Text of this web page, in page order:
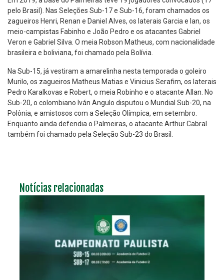
pelo Brasil). Nas Seleções Sub-17 e Sub-16, foram chamados os
zagueiros Henri, Renan e Daniel Alves, os laterais Garcia e Ian, os
meio-campistas Fabinho e João Pedro e os atacantes Gabriel
Veron e Gabriel Silva. O meia Robson Matheus, com nacionalidade
brasileira e boliviana, foi chamado pela Bolívia.
Na Sub-15, já vestiram a amarelinha nesta temporada o goleiro
Murilo, os zagueiros Matheus Matias e Vinicius Serafim, os laterais
Pedro Karalkovas e Robert, o meia Robinho e o atacante Allan. No
Sub-20, o colombiano Iván Angulo disputou o Mundial Sub-20, na
Polônia, e amistosos com a Seleção Olímpica, em setembro.
Enquanto ainda defendia o Palmeiras, o atacante Arthur Cabral
também foi chamado pela Seleção Sub-23 do Brasil.
Notícias relacionadas